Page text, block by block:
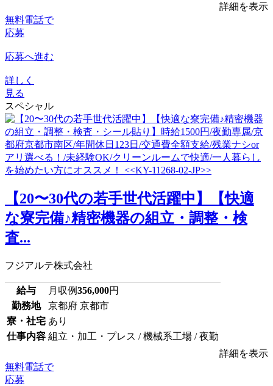
詳細を表示
無料電話で
応募
応募へ進む
詳しく
見る
スペシャル
【20〜30代の若手世代活躍中】【快適
な寮完備♪精密機器の組立・調整・検
査...
フジアルテ株式会社
給与 月収例356,000円
勤務地
京都府 京都市
寮・社宅 あり
仕事内容 組立・加工・プレス / 機械系工場 / 夜勤
詳細を表示
無料電話で
応募